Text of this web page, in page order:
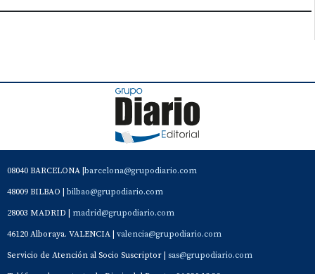
08040 BARCELONA | barcelona@grupodiario.com
48009 BILBAO | bilbao@grupodiario.com
28003 MADRID | madrid@grupodiario.com
46120 Alboraya. VALENCIA | valencia@grupodiario.com
Servicio de Atención al Socio Suscriptor | sas@grupodiario.com